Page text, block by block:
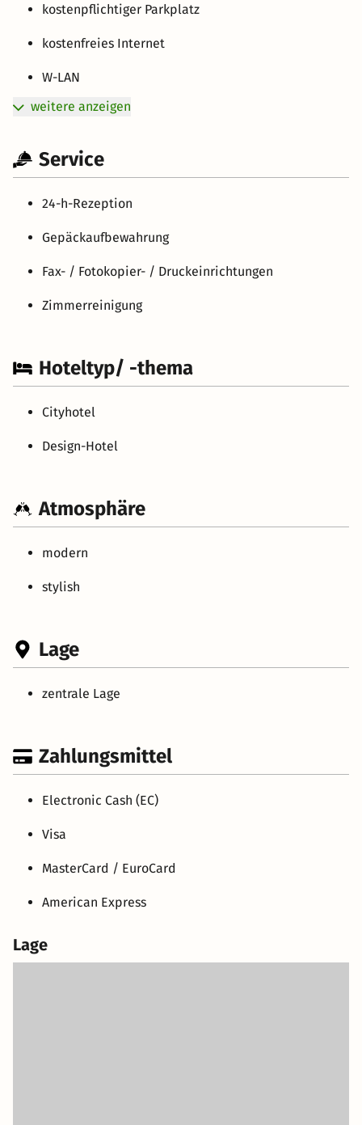
kostenpflichtiger Parkplatz
kostenfreies Internet
W-LAN
weitere anzeigen
Service
24-h-Rezeption
Gepäckaufbewahrung
Fax- / Fotokopier- / Druckeinrichtungen
Zimmerreinigung
Hoteltyp/ -thema
Cityhotel
Design-Hotel
Atmosphäre
modern
stylish
Lage
zentrale Lage
Zahlungsmittel
Electronic Cash (EC)
Visa
MasterCard / EuroCard
American Express
Lage